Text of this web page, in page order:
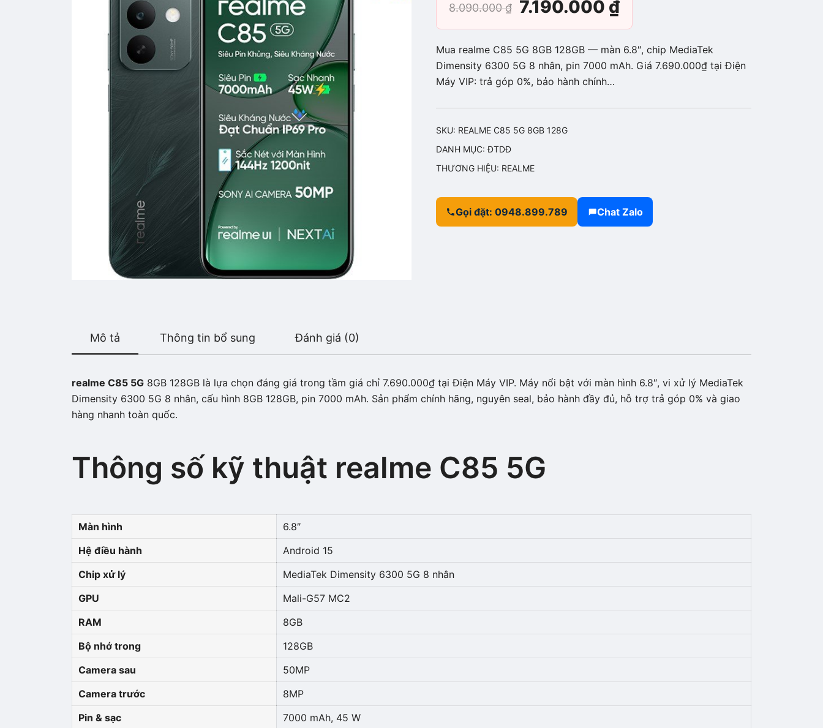
8.090.000₫
Giá
gốc
là:
8.090.000 ₫.
7.190.000 ₫Giá
hiện
tại
Mua realme C85 5G 8GB 128GB — màn 6.8″, chip MediaTek
Dimensity 6300 5G 8 nhân, pin 7000 mAh. Giá 7.690.000₫ tại Điện
Máy VIP: trả góp 0%, bảo hành chính…
SKU: REALME C85 5G 8GB 128G
DANH MỤC:ĐTDĐ
THƯƠNG HIỆU: REALME
Gọi đặt: 0948.899.789 Chat Zalo
Mô tả Thông tin bổ sung Đánh giá (0)
realme C85 5G 8GB 128GB là lựa chọn đáng giá trong tầm giá chỉ 7.690.000₫ tại Điện Máy VIP. Máy nổi bật với màn hình 6.8″, vi xử lý MediaTek
Dimensity 6300 5G 8 nhân, cấu hình 8GB 128GB, pin 7000 mAh. Sản phẩm chính hãng, nguyên seal, bảo hành đầy đủ, hỗ trợ trả góp 0% và giao
hàng nhanh toàn quốc.
Thông số kỹ thuật realme C85 5G
Màn hình
6.8″
Hệ điều hành
Android 15
Chip xử lý
MediaTek Dimensity 6300 5G 8 nhân
GPU
Mali-G57 MC2
RAM
8GB
Bộ nhớ trong
128GB
Camera sau
50MP
Camera trước
8MP
Pin & sạc
7000 mAh, 45 W